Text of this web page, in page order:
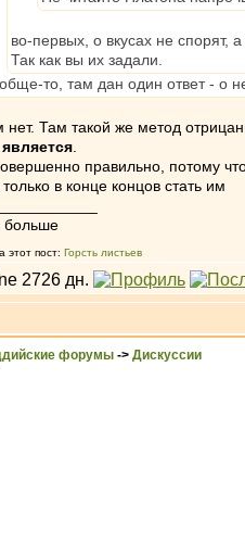
во-первых, о вкусах не
Так как вы их задали.
то, там дан один ответ - о
нет. Там такой же метод
является
правильно, потому
в конце концов стать им
больше
этот пост: Горсть листьев
форумы -> Дискуссии